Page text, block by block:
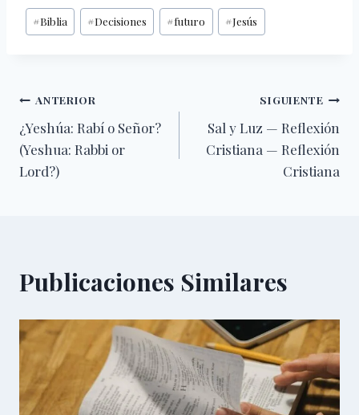
Etiquetas
de
#Biblia #Decisiones #futuro #Jesús
Navegación
de
entradas
ANTERIOR
¿Yeshúa: Rabí o Señor?
(Yeshua: Rabbi or
Lord?)
SIGUIENTE
Sal y Luz — Reflexión
Cristiana — Reflexión
Cristiana
Publicaciones Similares